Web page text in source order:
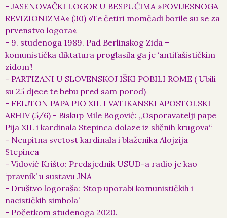
- JASENOVAČKI LOGOR U BESPUĆIMA »POVIJESNOGA
REVIZIONIZMA« (30) »Te četiri momčadi borile su se za
prvenstvo logora«
- 9. studenoga 1989. Pad Berlinskog Zida –
komunistička diktatura proglasila ga je ‘antifašističkim
zidom’!
- PARTIZANI U SLOVENSKOJ IŠKI POBILI ROME ( Ubili
su 25 djece te bebu pred sam porod)
- FELJTON PAPA PIO XII. I VATIKANSKI APOSTOLSKI
ARHIV (5/6) - Biskup Mile Bogović: „Osporavatelji pape
Pija XII. i kardinala Stepinca dolaze iz sličnih krugova“
- Neupitna svetost kardinala i blaženika Alojzija
Stepinca
- Vidović Krišto: Predsjednik USUD-a radio je kao
‘pravnik’ u sustavu JNA
- Društvo logoraša: ‘Stop uporabi komunističkih i
nacističkih simbola’
- Početkom studenoga 2020.